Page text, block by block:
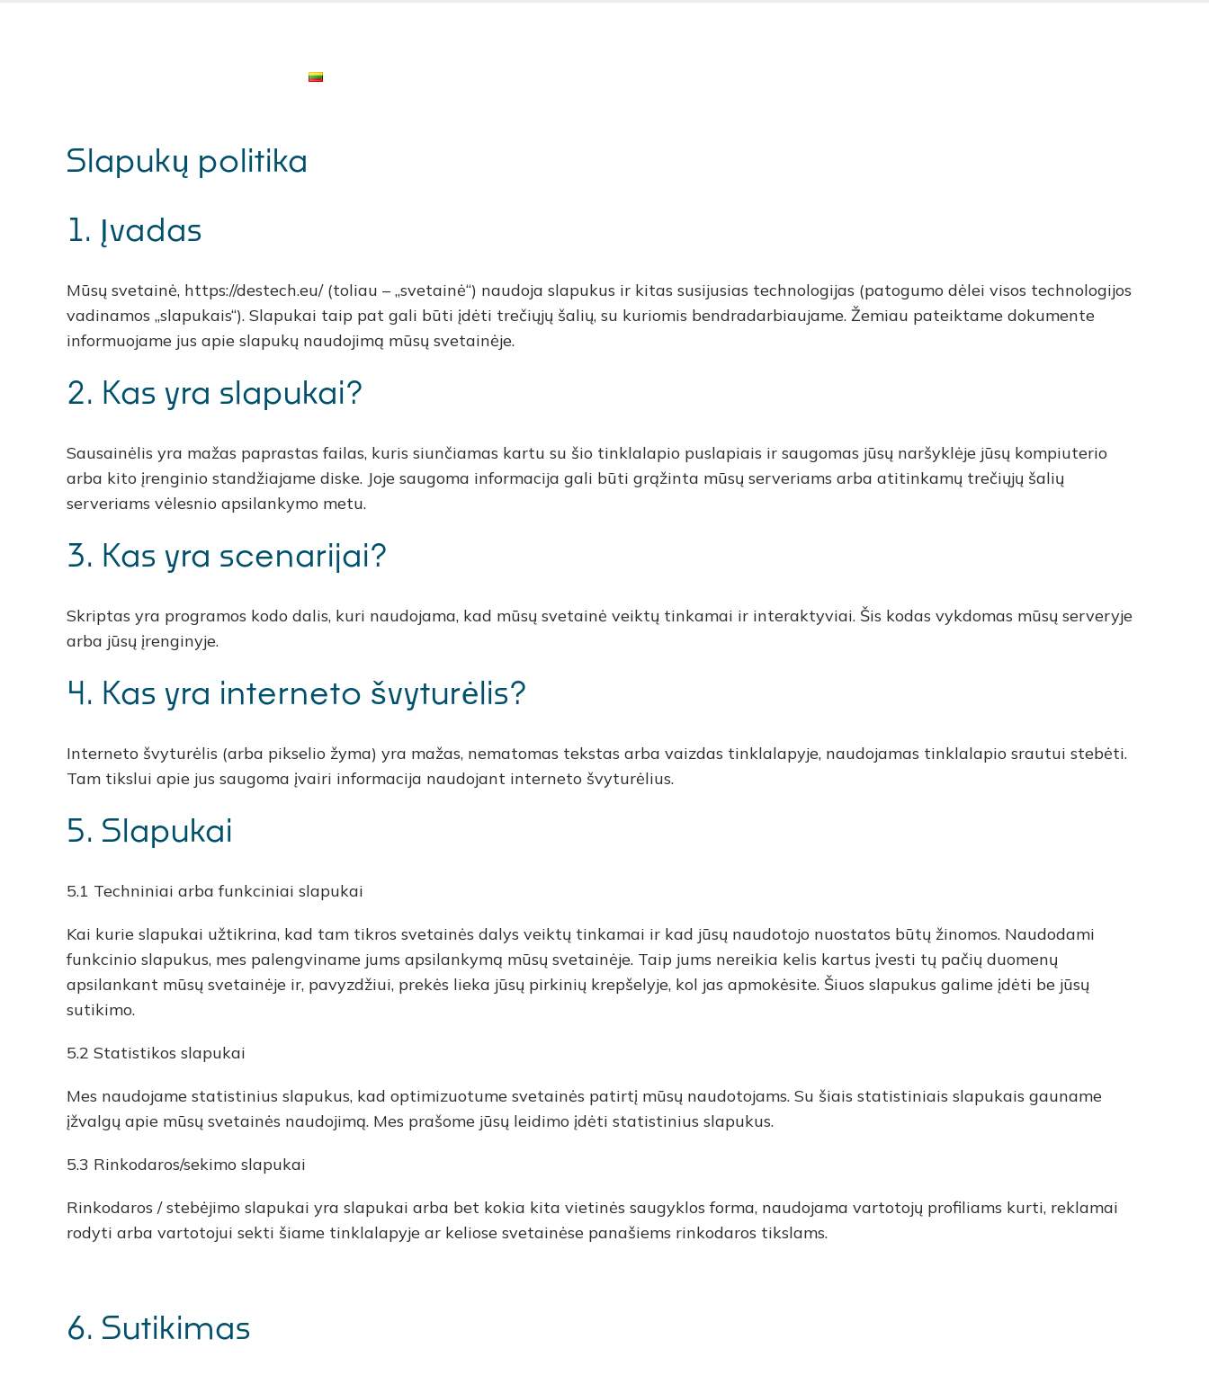
Slapukų politika
1. Įvadas
Mūsų svetainė, https://destech.eu/ (toliau – „svetainė“) naudoja slapukus ir kitas susijusias technologijas (patogumo dėlei visos technologijos
vadinamos „slapukais“). Slapukai taip pat gali būti įdėti trečiųjų šalių, su kuriomis bendradarbiaujame. Žemiau pateiktame dokumente
informuojame jus apie slapukų naudojimą mūsų svetainėje.
2. Kas yra slapukai?
Sausainėlis yra mažas paprastas failas, kuris siunčiamas kartu su šio tinklalapio puslapiais ir saugomas jūsų naršyklėje jūsų kompiuterio
arba kito įrenginio standžiajame diske. Joje saugoma informacija gali būti grąžinta mūsų serveriams arba atitinkamų trečiųjų šalių
serveriams vėlesnio apsilankymo metu.
3. Kas yra scenarijai?
Skriptas yra programos kodo dalis, kuri naudojama, kad mūsų svetainė veiktų tinkamai ir interaktyviai. Šis kodas vykdomas mūsų serveryje
arba jūsų įrenginyje.
4. Kas yra interneto švyturėlis?
Interneto švyturėlis (arba pikselio žyma) yra mažas, nematomas tekstas arba vaizdas tinklalapyje, naudojamas tinklalapio srautui stebėti.
Tam tikslui apie jus saugoma įvairi informacija naudojant interneto švyturėlius.
5. Slapukai
5.1 Techniniai arba funkciniai slapukai
Kai kurie slapukai užtikrina, kad tam tikros svetainės dalys veiktų tinkamai ir kad jūsų naudotojo nuostatos būtų žinomos. Naudodami
funkcinio slapukus, mes palengviname jums apsilankymą mūsų svetainėje. Taip jums nereikia kelis kartus įvesti tų pačių duomenų
apsilankant mūsų svetainėje ir, pavyzdžiui, prekės lieka jūsų pirkinių krepšelyje, kol jas apmokėsite. Šiuos slapukus galime įdėti be jūsų
sutikimo.
5.2 Statistikos slapukai
Mes naudojame statistinius slapukus, kad optimizuotume svetainės patirtį mūsų naudotojams. Su šiais statistiniais slapukais gauname
įžvalgų apie mūsų svetainės naudojimą. Mes prašome jūsų leidimo įdėti statistinius slapukus.
5.3 Rinkodaros/sekimo slapukai
Rinkodaros / stebėjimo slapukai yra slapukai arba bet kokia kita vietinės saugyklos forma, naudojama vartotojų profiliams kurti, reklamai
rodyti arba vartotojui sekti šiame tinklalapyje ar keliose svetainėse panašiems rinkodaros tikslams.
6. Sutikimas